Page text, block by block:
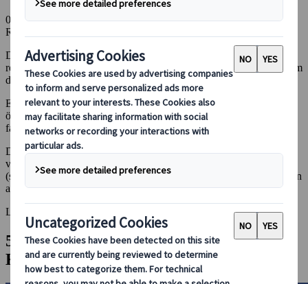
08 jan 2025
Redaktörens val
Det finns mer än 100 slott utspridda över hela Japan. De flesta är
rekonstruktioner - endast 12 är original och står fortfarande kvar som
de gjorde när de byggdes.
Ett besök i ett japanskt slott kanske inte står högst upp på din lista
över saker att se när du reser till Japan. Men det är synd, för de är
fantastiska.
Därför har vi sammanställt en lista med fem slott som verkligen är
värda ett besök. Alla ligger i närheten av en station där shinkansen
(snabbtåget) stannar. Se om det finns något du kan besöka i närheten
av där du bor. Eller ännu bättre: Ta en stadsrundtur runt Japan!
Listan ser ut som följer:
5. Kumamoto slott (Kumamoto City,
Kumamoto Prefecture)